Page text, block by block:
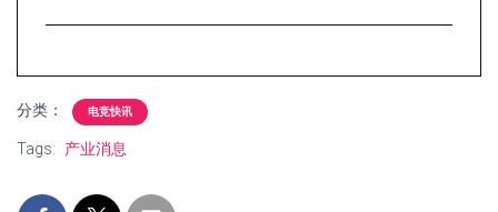
分类： 电竞快讯
Tags: 产业消息